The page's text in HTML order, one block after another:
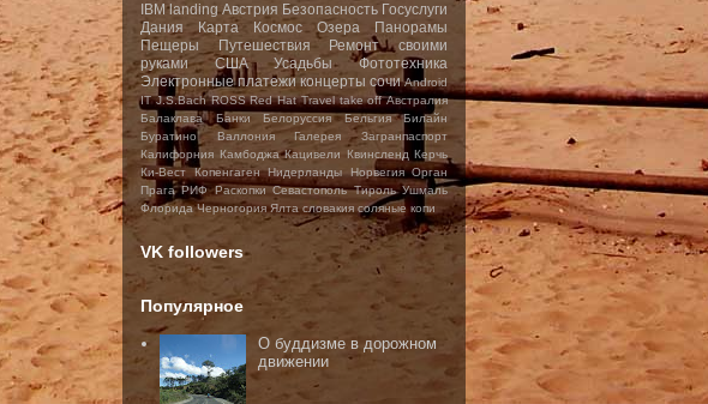
IBM landing Австрия Безопасность Госуслуги
Дания
Карта Космос Озера
Панорамы
Пещеры
Путешествия
Ремонт своими
руками
США Усадьбы
Фототехника
Электронные платежи концерты сочи Android
IT J.S.Bach ROSS Red Hat Travel take off Австралия
Балаклава
Банки Белоруссия Бельгия
Билайн
Буратино
Валлония Галерея
Загранпаспорт
Калифорния Камбоджа Кацивели Квинсленд Керчь
Ки-Вест Копенгаген Нидерланды Норвегия Орган
Прага РИФ Раскопки Севастополь Тироль Ушмаль
Флорида Черногория Ялта словакия соляные копи
VK followers
Популярное
О буддизме в дорожном
движении